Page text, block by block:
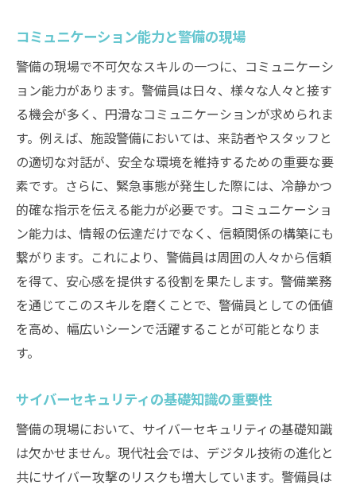
コミュニケーション能力と警備の現場
警備の現場で不可欠なスキルの一つに、コミュニケーシ
ョン能力があります。警備員は日々、様々な人々と接す
る機会が多く、円滑なコミュニケーションが求められま
す。例えば、施設警備においては、来訪者やスタッフと
の適切な対話が、安全な環境を維持するための重要な要
素です。さらに、緊急事態が発生した際には、冷静かつ
的確な指示を伝える能力が必要です。コミュニケーショ
ン能力は、情報の伝達だけでなく、信頼関係の構築にも
繋がります。これにより、警備員は周囲の人々から信頼
を得て、安心感を提供する役割を果たします。警備業務
を通じてこのスキルを磨くことで、警備員としての価値
を高め、幅広いシーンで活躍することが可能となりま
す。
サイバーセキュリティの基礎知識の重要性
警備の現場において、サイバーセキュリティの基礎知識
は欠かせません。現代社会では、デジタル技術の進化と
共にサイバー攻撃のリスクも増大しています。警備員は